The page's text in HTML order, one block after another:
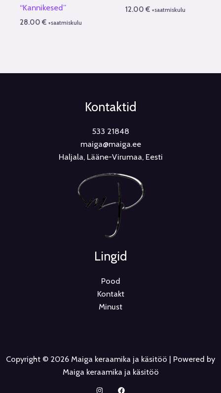
“Kannikesed”
28.00€ +saatmiskulu
12.00€ +saatmiskulu
Kontaktid
533 21848
maiga@maiga.ee
Haljala, Lääne-Virumaa, Eesti
Lingid
Pood
Kontakt
Minust
Copyright © 2026 Maiga keraamika ja käsitöö | Powered by
Maiga keraamika ja käsitöö